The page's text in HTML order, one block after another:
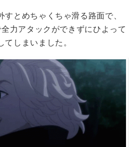
とめちゃくちゃ滑る路面で、
力アタックができずにひよって
しまいました。